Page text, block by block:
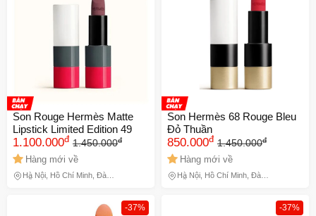
Son Rouge Hermès Matte
Lipstick Limited Edition 49
1.100.000đ 1.450.000đ
Hàng mới về
Hà Nội, Hồ Chí Minh, Đà
Son Hermès 68 Rouge Bleu
Đỏ Thuần
850.000đ 1.450.000đ
Hàng mới về
Hà Nội, Hồ Chí Minh, Đà
-37% -37%